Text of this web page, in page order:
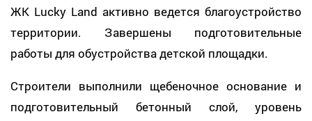
ЖК Lucky Land активно ведется благоустройство
территории. Завершены подготовительные
работы для обустройства детской площадки.
Строители выполнили щебеночное основание и
подготовительный бетонный слой, уровень